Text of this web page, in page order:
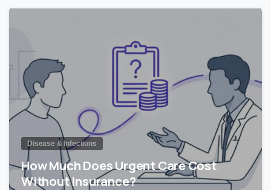
Disease & Infections
How Much Does Urgent Care Cost
Without Insurance?